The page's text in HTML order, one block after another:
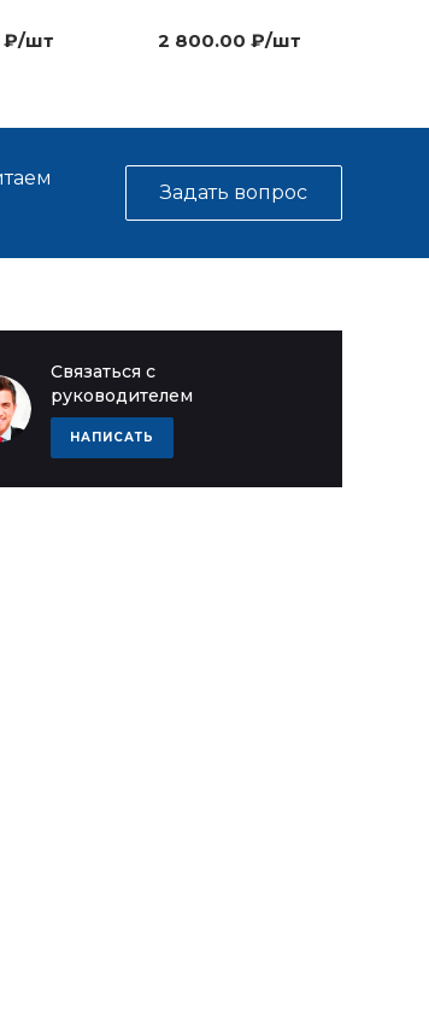
₽/шт 2 800.00 ₽/шт
Задать вопрос
Связаться с
руководителем
НАПИСАТЬ